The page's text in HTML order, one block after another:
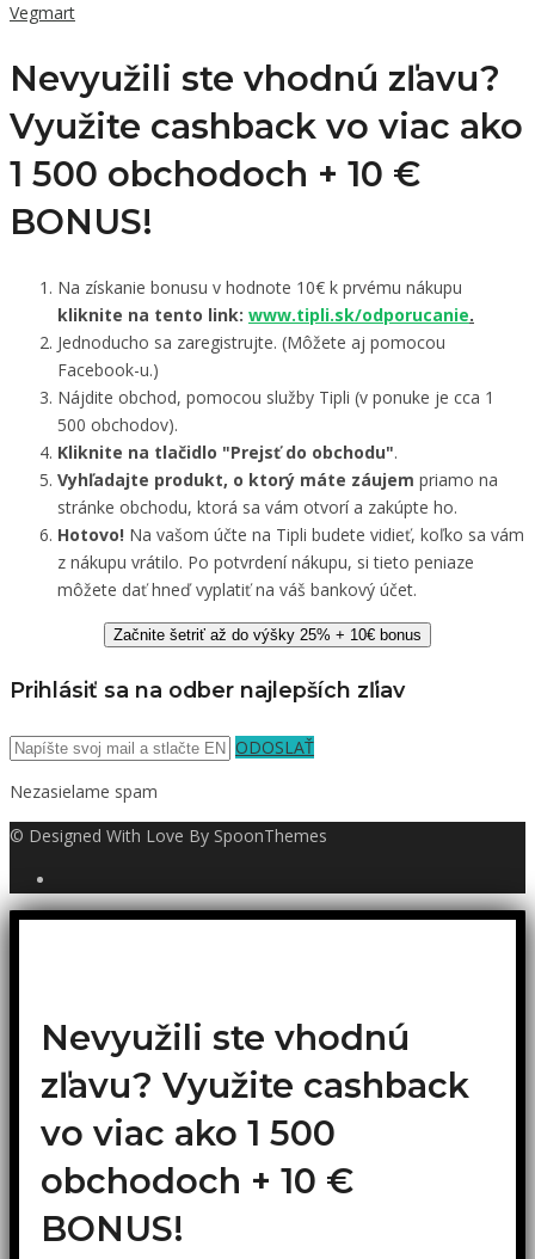
Vegmart
Nevyužili ste vhodnú zľavu?
Využite cashback vo viac ako
1 500 obchodoch + 10 €
BONUS!
Na získanie bonusu v hodnote 10€ k prvému nákupu
kliknite na tento link: www.tipli.sk/odporucanie.
Jednoducho sa zaregistrujte. (Môžete aj pomocou
Facebook-u.)
Nájdite obchod, pomocou služby Tipli (v ponuke je cca 1
500 obchodov).
Kliknite na tlačidlo "Prejsť do obchodu".
Vyhľadajte produkt, o ktorý máte záujem priamo na
stránke obchodu, ktorá sa vám otvorí a zakúpte ho.
Hotovo! Na vašom účte na Tipli budete vidieť, koľko sa vám
z nákupu vrátilo. Po potvrdení nákupu, si tieto peniaze
môžete dať hneď vyplatiť na váš bankový účet.
Začnite šetriť až do výšky 25% + 10€ bonus
Prihlásiť sa na odber najlepších zľiav
ODOSLAŤ
Nezasielame spam
© Designed With Love By SpoonThemes
Nevyužili ste vhodnú
zľavu? Využite cashback
vo viac ako 1 500
obchodoch + 10 €
BONUS!